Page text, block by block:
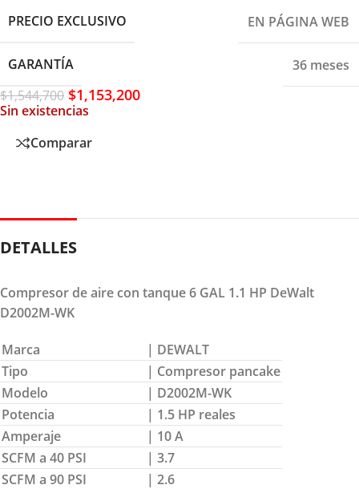
PRECIO EXCLUSIVO
EN PÁGINA WEB
GARANTÍA
36 meses
$1,544,700 $1,153,200
Sin existencias
Comparar
DETALLES
Compresor de aire con tanque 6 GAL 1.1 HP DeWalt
D2002M-WK
Marca
| DEWALT
Tipo
| Compresor pancake
Modelo
| D2002M-WK
Potencia
| 1.5 HP reales
Amperaje
| 10 A
SCFM a 40 PSI
| 3.7
SCFM a 90 PSI
| 2.6